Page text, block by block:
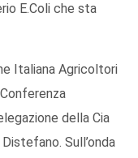
E.Coli che sta
Italiana Agricoltori
della Cia
Sull’onda